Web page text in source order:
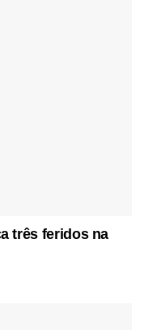
três feridos na